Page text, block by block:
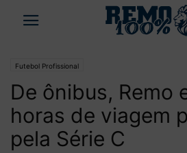
Futebol Profissional
De ônibus, Remo
horas de viagem
pela Série C